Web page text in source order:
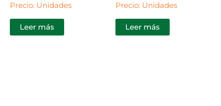
Precio: Unidades
Leer más
Precio: Unidades
Leer más